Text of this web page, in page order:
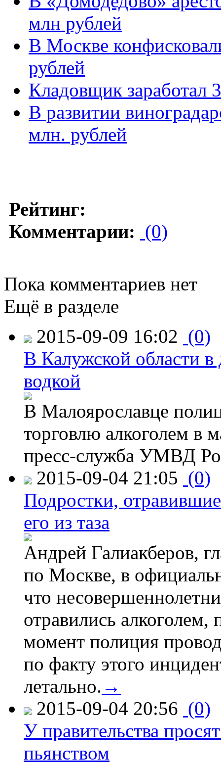
млн рублей
В Москве
рублей
Кладовщик заработал
В развитии
млн. рублей
Рейтинг:
Комментарии: (0)
Пока комментариев нет
Ещё в разделе
2015-09-09 16:02 (0)
В Калужской области в
водкой
В Малоярославце
торговлю алкоголем в
пресс-служба УМВД
2015-09-04 21:05 (0)
Подростки,
его из таза
Андрей Галиакберов,
по Москве, в
что
отравились
момент полиция
по факту этого
летально. →
2015-09-04 20:56 (0)
У правительства
пьянством